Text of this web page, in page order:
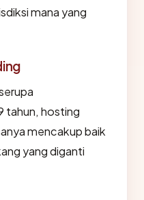
mana yang
tahun, hosting
mencakup baik
yang diganti